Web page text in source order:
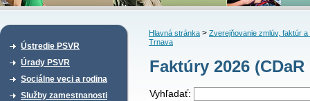
Ústredie PSVR
Úrady PSVR
Sociálne veci a rodina
Služby zamestnanosti
Hlavná stránka> Zverejňovanie zmlúv, faktúr a
Trnava
Faktúry 2026
Vyhľadať: